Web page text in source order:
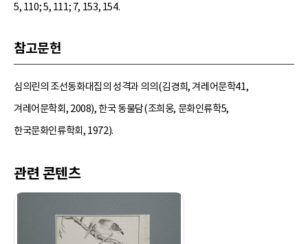
5, 110; 5, 111; 7, 153, 154.
참고문헌
심의린의 조선동화대집의 성격과 의의(김경희, 겨레어문학41,
겨레어문학회, 2008), 한국 동물담(조희웅, 문화인류학5,
한국문화인류학회, 1972).
관련 콘텐츠